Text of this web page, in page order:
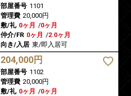
部屋番号 1101
管理費 20,000円
敷/礼 0ヶ月 /0ヶ月
仲介/FR 0ヶ月 /2.0ヶ月
向き/入居 東/即入居可
204,000円
部屋番号 1102
管理費 20,000円
敷/礼 0ヶ月 /0ヶ月